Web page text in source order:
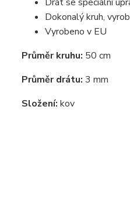
Dokonalý kruh,
Vyrobeno v EU
Průměr kruhu: 50 cm
Průměr drátu: 3 mm
Složení: kov